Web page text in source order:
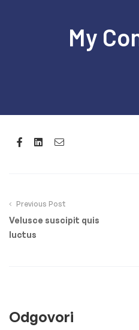
My
FacebookLinkedin
Previous Post
Velusce suscipit quis
luctus
Odgovori